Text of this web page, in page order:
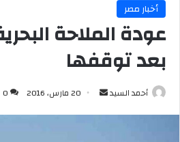
أخبار مصر
عودة الملاحة
بعد توقفها
أحمد السيد
أرسل 20 مارس، 2016 0